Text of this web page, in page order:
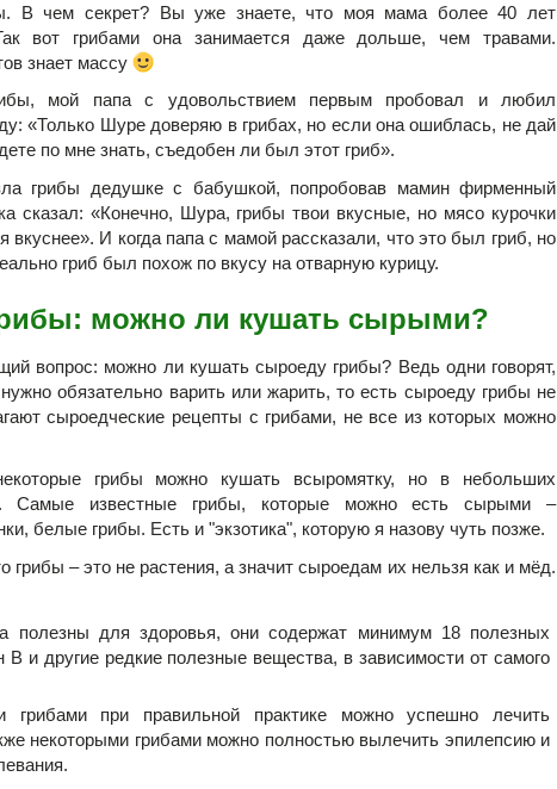
В чем секрет? Вы уже знаете, что моя мама более 40 лет
вот грибами она занимается даже дольше, чем травами.
знает массу
мой папа с удовольствием первым пробовал и любил
«Только Шуре доверяю в грибах, но если она ошиблась, не дай
по мне знать, съедобен ли был этот гриб».
грибы дедушке с бабушкой, попробовав мамин фирменный
сказал: «Конечно, Шура, грибы твои вкусные, но мясо курочки
вкуснее». И когда папа с мамой рассказали, что это был гриб, но
гриб был похож по вкусу на отварную курицу.
можно ли кушать сырыми?
вопрос: можно ли кушать сыроеду грибы? Ведь одни говорят,
обязательно варить или жарить, то есть сыроеду грибы не
сыроедческие рецепты с грибами, не все из которых можно
грибы можно кушать всыромятку, но в небольших
Самые известные грибы, которые можно есть сырыми –
белые грибы. Есть и "экзотика", которую я назову чуть позже.
грибы – это не растения, а значит сыроедам их нельзя как и мёд.
полезны для здоровья, они содержат минимум 18 полезных
B и другие редкие полезные вещества, в зависимости от самого
грибами при правильной практике можно успешно лечить
некоторыми грибами можно полностью вылечить эпилепсию и